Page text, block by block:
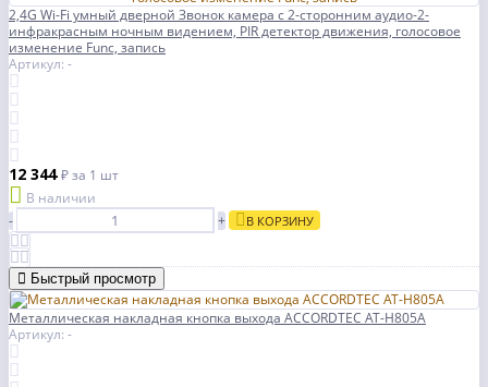
2,4G Wi-Fi умный дверной Звонок камера с 2-сторонним аудио-2-
инфракрасным ночным видением, PIR детектор движения, голосовое
изменение Func, запись
Артикул: -
12 344₽за 1 шт
В наличии
-
+ В КОРЗИНУ
Быстрый просмотр
Металлическая накладная кнопка выхода ACCORDTEC AT-H805A
Артикул: -